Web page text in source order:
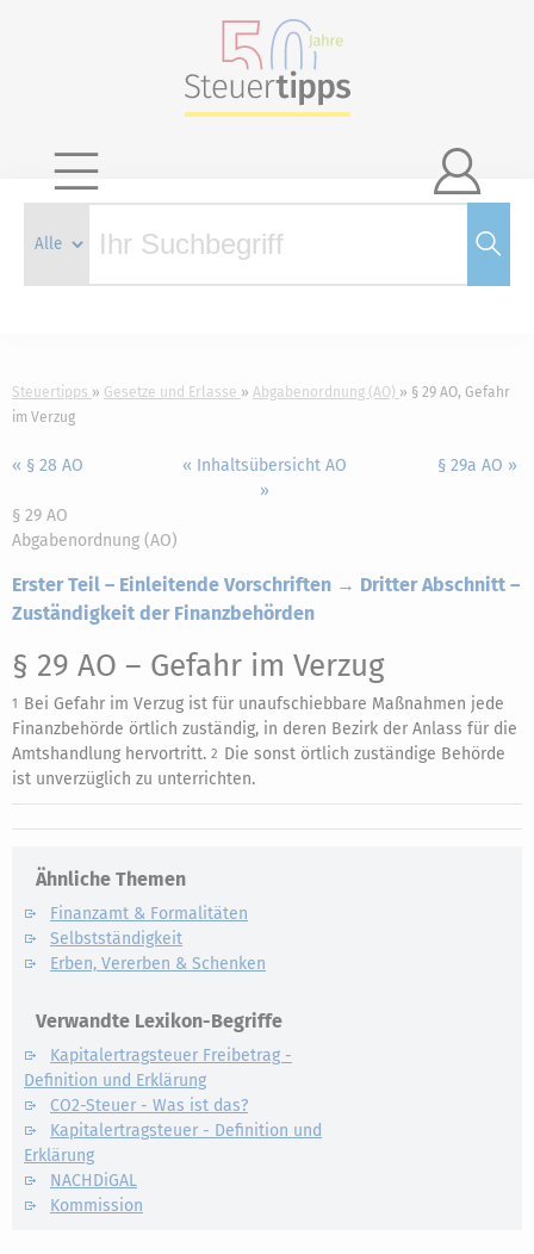

Steuertipps Gesetze und Erlasse Abgabenordnung (AO)
§ 29 AO, Gefahr
im Verzug
« § 28 AO
« Inhaltsübersicht AO
»
§ 29a AO »
§ 29 AO
Abgabenordnung (AO)
Erster Teil – Einleitende Vorschriften → Dritter Abschnitt –
Zuständigkeit der Finanzbehörden
§ 29 AO – Gefahr im Verzug
1 Bei Gefahr im Verzug ist für unaufschiebbare Maßnahmen jede
Finanzbehörde örtlich zuständig, in deren Bezirk der Anlass für die
Amtshandlung hervortritt. 2 Die sonst örtlich zuständige Behörde
ist unverzüglich zu unterrichten.
Ähnliche Themen
Finanzamt & Formalitäten
Selbstständigkeit
Erben, Vererben & Schenken
Verwandte Lexikon-Begriffe
Kapitalertragsteuer Freibetrag -
Definition und Erklärung
CO2-Steuer - Was ist das?
Kapitalertragsteuer - Definition und
Erklärung
NACHDiGAL
Kommission